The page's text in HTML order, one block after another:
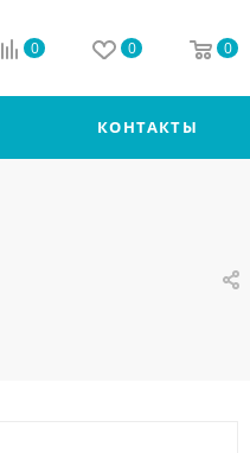
0 0 0
КОНТАКТЫ